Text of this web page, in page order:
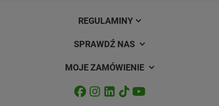
REGULAMINY
SPRAWDŹ NAS
MOJE ZAMÓWIENIE